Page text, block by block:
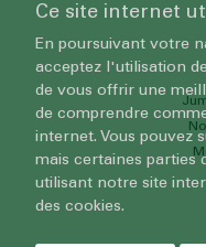
Ce site internet
En poursuivant votre
acceptez l'utilisation
de vous offrir une
de comprendre
internet. Vous pouvez
mais certaines parties
utilisant notre site
des cookies.